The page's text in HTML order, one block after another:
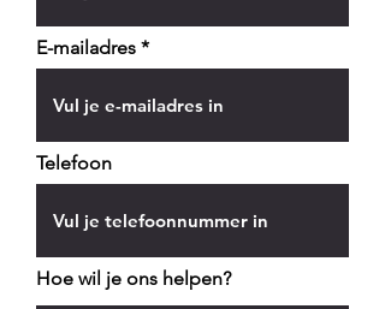
E-mailadres
Telefoon
Hoe wil je ons helpen?